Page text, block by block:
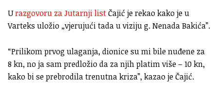
Urazgovoru za Jutarnji listČajić je rekao kako je u
Varteks uložio „vjerujući tada u viziju g. Nenada Bakića”.
“Prilikom prvog ulaganja, dionice su mi bile nuđene za
8 kn, no ja sam predložio da za njih platim više – 10 kn,
kako bi se prebrodila trenutna kriza”, kazao je Čajić.